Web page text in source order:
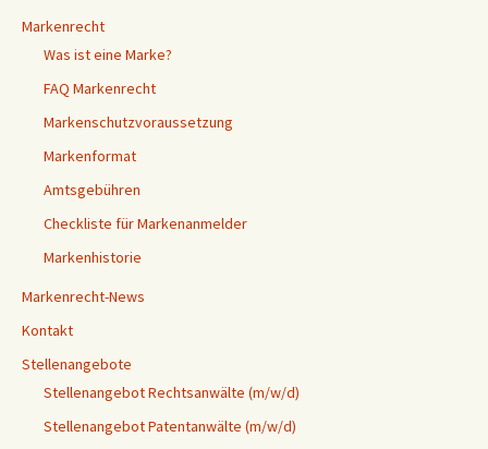
Markenrecht
Was ist eine Marke?
FAQ Markenrecht
Markenschutzvoraussetzung
Markenformat
Amtsgebühren
Checkliste für Markenanmelder
Markenhistorie
Markenrecht-News
Kontakt
Stellenangebote
Stellenangebot Rechtsanwälte (m/w/d)
Stellenangebot Patentanwälte (m/w/d)